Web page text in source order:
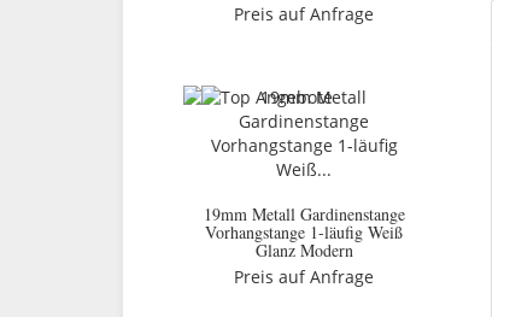
Preis auf Anfrage
19mm Metall Gardinenstange
Vorhangstange 1-läufig Weiß
Glanz Modern
Preis auf Anfrage